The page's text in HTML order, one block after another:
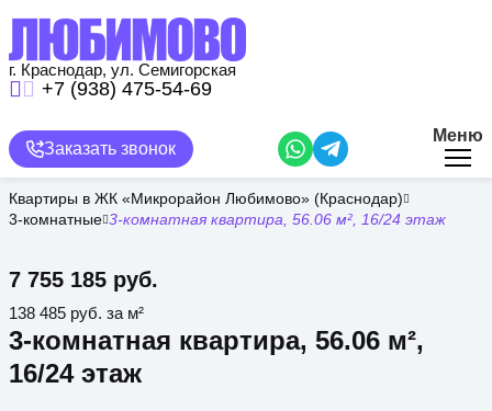
основному
содержанию
г. Краснодар, ул. Семигорская
+7 (938) 475-54-69
Заказать звонок
Меню
Квартиры в ЖК «Микрорайон Любимово» (Краснодар)
3-комнатные 3-комнатная квартира, 56.06 м², 16/24 этаж
3-комнатная квартира, 56.06 м²,
16/24 этаж
7 755 185 руб.
138 485 руб. за м²